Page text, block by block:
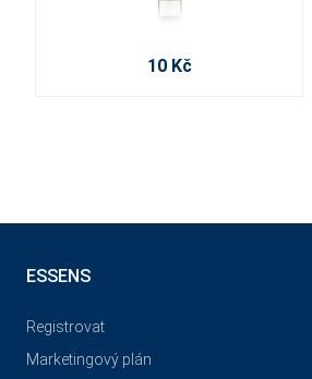
10 Kč
ESSENS
Registrovat
Marketingový plán